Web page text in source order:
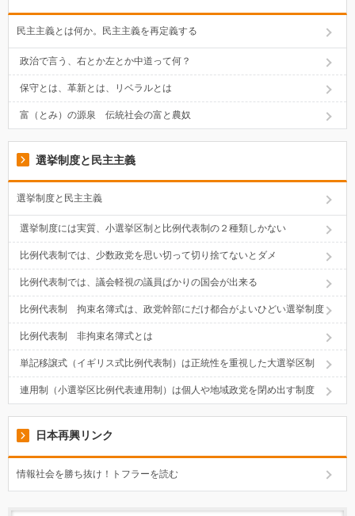
民主主義とは何か。民主主義を再定義する
政治で言う、右とか左とか中道って何？
保守とは、革新とは、リベラルとは
富（とみ）の源泉 伝統社会の富と農奴
選挙制度と民主主義
選挙制度と民主主義
選挙制度には実質、小選挙区制と比例代表制の２種類しかない
比例代表制では、少数政党を思い切って切り捨てないとダメ
比例代表制では、議会軽視の議員ばかりの国会が出来る
比例代表制 拘束名簿式は、政党幹部にだけ都合がよいひどい選挙制度
比例代表制 非拘束名簿式とは
単記移譲式（イギリス式比例代表制）は正統性を重視した大選挙区制
連用制（小選挙区比例代表連用制）は個人や地域政党を閉め出す制度
日本再興リンク
情報社会を勝ち抜け！トフラーを読む